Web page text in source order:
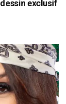
dessin exclusif